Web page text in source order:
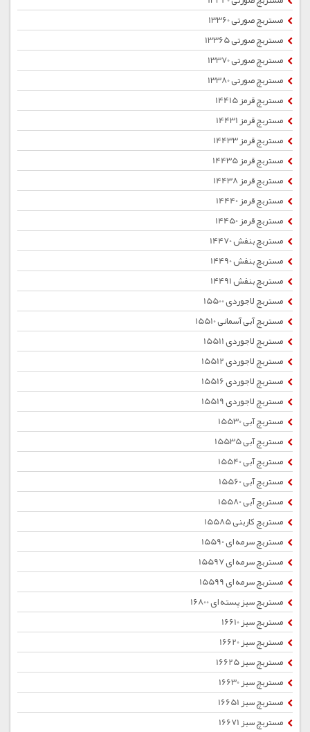
مستربچ صورتی 13360
مستربچ صورتی 13365
مستربچ صورتی 13370
مستربچ صورتی 13380
مستربچ قرمز 14415
مستربچ قرمز 14431
مستربچ قرمز 14433
مستربچ قرمز 14435
مستربچ قرمز 14438
مستربچ قرمز 14440
مستربچ قرمز 14450
مستربچ بنفش 14470
مستربچ بنفش 14490
مستربچ بنفش 14491
مستربچ لاجوردی 15500
مستربچ آبی آسمانی 15510
مستربچ لاجوردی 15511
مستربچ لاجوردی 15512
مستربچ لاجوردی 15516
مستربچ لاجوردی 15519
مستربچ آبی 15530
مستربچ آبی 15535
مستربچ آبی 15540
مستربچ آبی 15560
مستربچ آبی 15580
مستربچ کاربنی 15585
مستربچ سرمه ای 15590
مستربچ سرمه ای 15597
مستربچ سرمه ای 15599
مستربچ سبز پسته ای 16800
مستربچ سبز 16610
مستربچ سبز 16620
مستربچ سبز 16625
مستربچ سبز 16630
مستربچ سبز 16651
مستربچ سبز 16671